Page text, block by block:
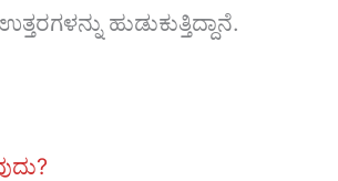
ಹುಡುಕುತ್ತಿದ್ದಾನೆ.